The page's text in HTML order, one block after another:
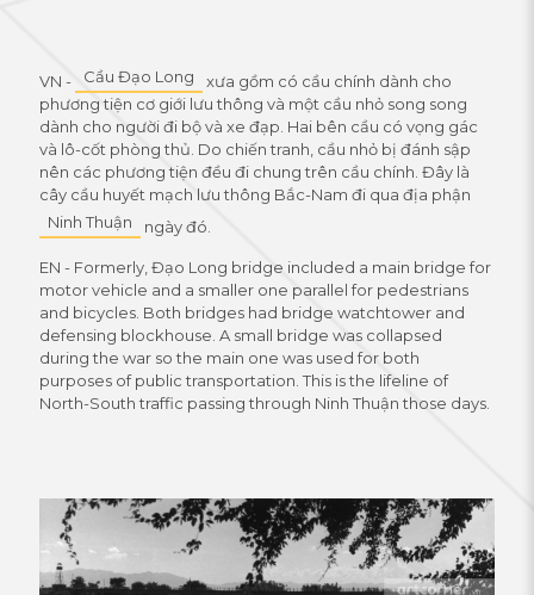
VN - Cầu Đạo Long
xưa gồm có cầu chính dành cho
phương tiện cơ giới lưu thông và một cầu nhỏ song song
dành cho người đi bộ và xe đạp. Hai bên cầu có vọng gác
và lô-cốt phòng thủ. Do chiến tranh, cầu nhỏ bị đánh sập
nên các phương tiện đều đi chung trên cầu chính. Đây là
cây cầu huyết mạch lưu thông Bắc-Nam đi qua địa phận
Ninh Thuận
ngày đó.
EN - Formerly, Đạo Long bridge included a main bridge for
motor vehicle and a smaller one parallel for pedestrians
and bicycles. Both bridges had bridge watchtower and
defensing blockhouse. A small bridge was collapsed
during the war so the main one was used for both
purposes of public transportation. This is the lifeline of
North-South traffic passing through Ninh Thuận those days.